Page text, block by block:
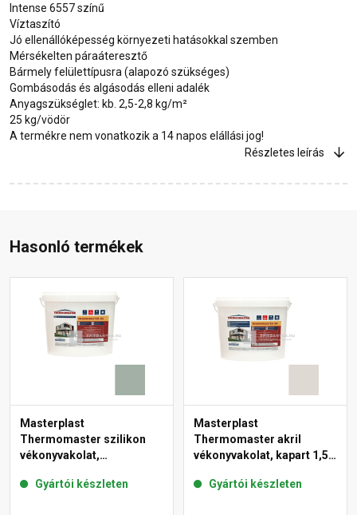
Intense 6557 színű
Víztaszító
Jó ellenállóképesség környezeti hatásokkal szemben
Mérsékelten páraáteresztő
Bármely felülettípusra (alapozó szükséges)
Gombásodás és algásodás elleni adalék
Anyagszükséglet: kb. 2,5-2,8 kg/m²
25 kg/vödör
A termékre nem vonatkozik a 14 napos elállási jog!
Részletes leírás
Hasonló termékek
Masterplast
Thermomaster szilikon
vékonyvakolat,
43-D 25 kg
Gyártói készleten
Masterplast
Thermomaster akril
vékonyvakolat, kapart 1,5
Gyártói készleten